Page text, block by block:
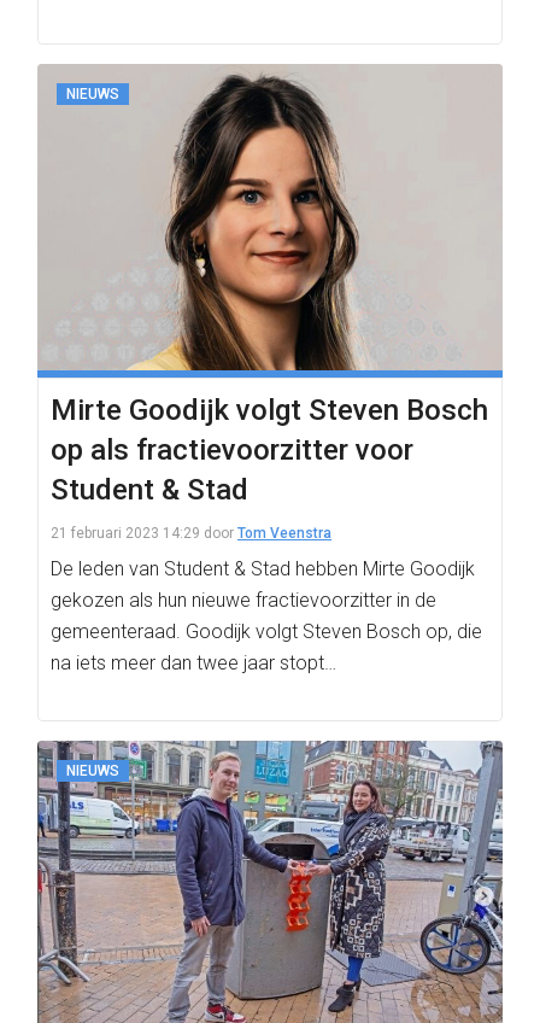
NIEUWS
Mirte Goodijk volgt Steven Bosch
op als fractievoorzitter voor
Student & Stad
21 februari 2023 14:29 door Tom Veenstra
De leden van Student & Stad hebben Mirte Goodijk
gekozen als hun nieuwe fractievoorzitter in de
gemeenteraad. Goodijk volgt Steven Bosch op, die
na iets meer dan twee jaar stopt…
NIEUWS